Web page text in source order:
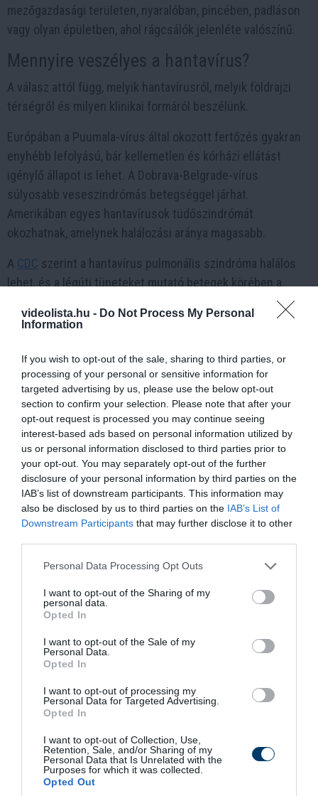
videolista.hu - Do Not Process My Personal
Information
If you wish to opt-out of the sale, sharing to third parties, or
processing of your personal or sensitive information for
targeted advertising by us, please use the below opt-out
section to confirm your selection. Please note that after your
opt-out request is processed you may continue seeing
interest-based ads based on personal information utilized by
us or personal information disclosed to third parties prior to
your opt-out. You may separately opt-out of the further
disclosure of your personal information by third parties on the
IAB’s list of downstream participants. This information may
also be disclosed by us to third parties on the IAB’s List of
Downstream Participants that may further disclose it to other
Please note that this website/app uses one or more Google
not limited to your visit or usage behaviour. You may click to
grant or deny consent to Google and its third-party tags to
use your data for below specified purposes in below Google
consent section.
Personal Data Processing Opt Outs
I want to opt-out of the Sharing of my
personal data.
Opted In
I want to opt-out of the Sale of my
Personal Data.
Opted In
I want to opt-out of processing my
Personal Data for Targeted Advertising.
Opted In
I want to opt-out of Collection, Use,
Retention, Sale, and/or Sharing of my
Personal Data that Is Unrelated with the
Purposes for which it was collected.
Opted Out
mezőgazdasági területen, nyaralóban, pincében, padláson
vagy olyan épületben, ahol rágcsálók jelenléte valószínű.
Mennyire veszélyes a hantavírus?
A válasz attól függ, melyik hantavírusról, melyik földrajzi
térségről és milyen klinikai formáról beszélünk.
Európában a Puumala-vírus által okozott fertőzés gyakran
enyhébb lefolyású, bár kellemetlen és kórházi ellátást
igénylő állapot is lehet. A Dobrava-Belgrade-vírus
súlyosabb veseszindrómás betegséggel járhat.
Amerikában egyes hantavírusok tüdőszindrómát
okozhatnak, amelynek halálozási aránya magasabb.
A CDC szerint a hantavírus pulmonális szindróma halálos
lehet, és a légúti tüneteket mutató betegek körében a
Magyarországon
16 esetet regisztráltak, a vizsgált időszakban két
halálesettel: 2017-ben és 2023-ban.
Ez alapján a hantavírus Magyarországonritka, de nem
elhanyagolhatófertőzés. Nem pánikot, hanem tudatos
megelőzést igényel.
Hantavírus Magyarországon: mit
mutatnak az adatok?
A hazai esetek azért különösen fontosak, mert nem
kizárólag külföldi utazáshoz kötődnek: az NNGYK szerint a
2015–2024 közötti regisztrált esetek mind belföldi
A 2024-es heti járványügyi jelentésekben több egyedi
Például 2024 26. hetében egy 20 éves Baranya vármegyei
férfinél igazolták a Hantavírus Dobrava kóroki szerepét.
2024 49. hetében egy Győr-Moson-Sopron vármegyei 58
éves férfibetegnél azonosították a Hantavírus Dobravát.
2025-ben is történt hazai eredetű eset: az NNGYK 2025 13.